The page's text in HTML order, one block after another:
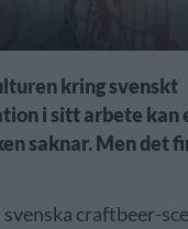
kring svenskt
i sitt arbete kan
saknar. Men det
craftbeer-